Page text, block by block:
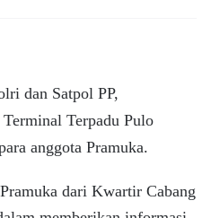
dan Satpol PP,
Terpadu Pulo
anggota Pramuka.
dari Kwartir Cabang